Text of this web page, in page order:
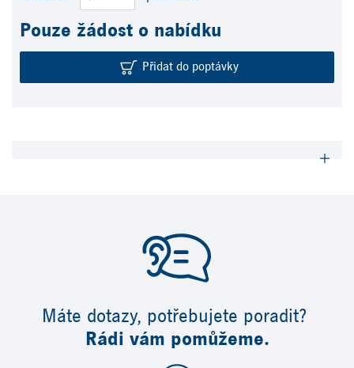
Pouze žádost o nabídku
Přidat do poptávky
Máte dotazy, potřebujete poradit?
Rádi vám pomůžeme.